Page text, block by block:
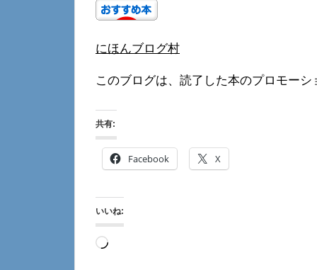
にほんブログ村
このブログは、読了した本のプロモー
共有:
Facebook X
いいね:
読